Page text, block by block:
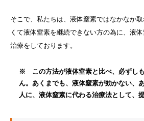
そこで、私たちは、液体窒素ではなかなか
くて液体窒素を継続できない方の為に、液
治療をしております。
※ この方法が液体窒素と比べ、必ずし
ん。あくまでも、液体窒素が効かない、
人に、液体窒素に代わる治療法として、